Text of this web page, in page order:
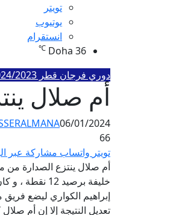
تويتر
يوتيوب
انستقرام
Doha 36
℃
دوري فرجان قطر 2024/2023
أم صلال
06/01/2024
66
تويتر واتساب مشاركة عبر
إبراهيم الكواري ليضع